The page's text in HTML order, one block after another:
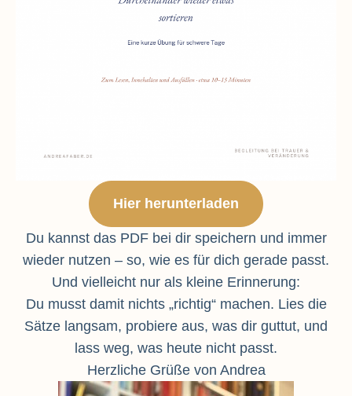
Hier herunterladen
Du kannst das PDF bei dir speichern und immer
wieder nutzen – so, wie es für dich gerade passt.
Und vielleicht nur als kleine Erinnerung:
Du musst damit nichts „richtig“ machen. Lies die
Sätze langsam, probiere aus, was dir guttut, und
lass weg, was heute nicht passt.
Herzliche Grüße von Andrea